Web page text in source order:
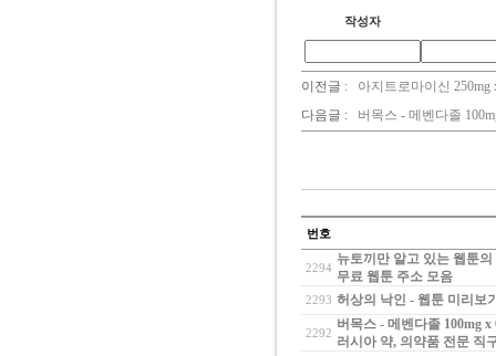
작성자
이전글 : 아지트로마이신
다음글 : 버목스 - 메벤다졸
번호
2294
뉴토끼만 알고 있는 웹툰
무료 웹툰 주소 모음
2293 허상의 낙인 - 웹툰 미리보
2292
버목스 - 메벤다졸 100mg
러시아 약, 의약품 전문 직